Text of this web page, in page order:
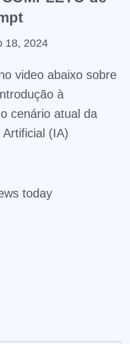
18, 2024
video abaixo sobre
à
cenário atual da
(IA)
today